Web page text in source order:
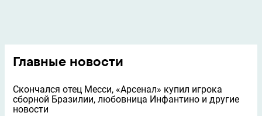
Главные новости
Скончался отец Месси, «Арсенал» купил игрока
сборной Бразилии, любовница Инфантино и другие
новости